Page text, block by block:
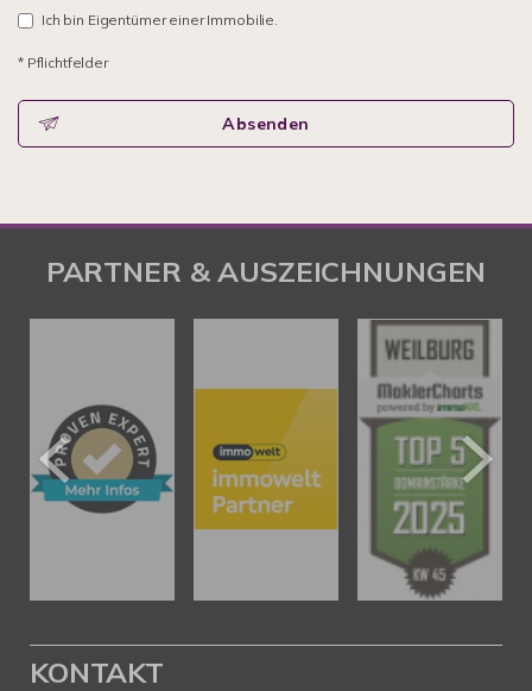
Ich bin Eigentümer einer Immobilie.
* Pflichtfelder
Absenden
PARTNER & AUSZEICHNUNGEN
KONTAKT